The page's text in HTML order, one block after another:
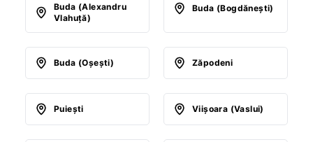
Buda (Alexandru
Vlahuţă)
Buda (Bogdăneşti)
Buda (Oşeşti) Zăpodeni
Puieşti Viişoara (Vaslui)